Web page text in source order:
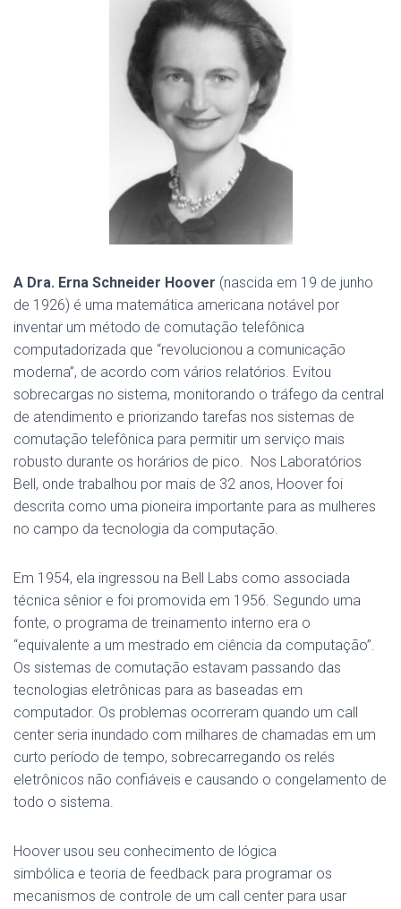
A Dra. Erna Schneider Hoover (nascida em 19 de junho
de 1926) é uma matemática americana notável por
inventar um método de comutação telefônica
computadorizada que “revolucionou a comunicação
moderna”, de acordo com vários relatórios. Evitou
sobrecargas no sistema, monitorando o tráfego da central
de atendimento e priorizando tarefas nos sistemas de
comutação telefônica para permitir um serviço mais
robusto durante os horários de pico. Nos Laboratórios
Bell, onde trabalhou por mais de 32 anos, Hoover foi
descrita como uma pioneira importante para as mulheres
no campo da tecnologia da computação.
Em 1954, ela ingressou na Bell Labs como associada
técnica sênior e foi promovida em 1956. Segundo uma
fonte, o programa de treinamento interno era o
“equivalente a um mestrado em ciência da computação”.
Os sistemas de comutação estavam passando das
tecnologias eletrônicas para as baseadas em
computador. Os problemas ocorreram quando um call
center seria inundado com milhares de chamadas em um
curto período de tempo, sobrecarregando os relés
eletrônicos não confiáveis ​​e causando o congelamento de
todo o sistema.
Hoover usou seu conhecimento de lógica
simbólica e teoria de feedback para programar os
mecanismos de controle de um call center para usar